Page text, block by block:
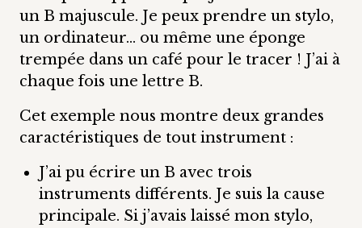
un B majuscule. Je peux prendre un stylo,
un ordinateur… ou même une éponge
trempée dans un café pour le tracer ! J’ai à
chaque fois une lettre B.
Cet exemple nous montre deux grandes
caractéristiques de tout instrument :
J’ai pu écrire un B avec trois
instruments différents. Je suis la cause
principale. Si j’avais laissé mon stylo,